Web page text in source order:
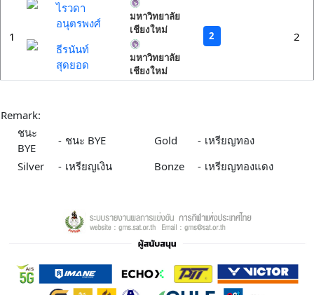
1
ไรวดา
อนุตรพงศ์
มหาวิทยาลัย
เชียงใหม่
ธีรนันท์
สุดยอด
มหาวิทยาลัย
เชียงใหม่
2 2
Remark:
ชนะ
BYE
- ชนะ BYE Gold - เหรียญทอง
Silver
- เหรียญเงิน Bonze - เหรียญทองแดง